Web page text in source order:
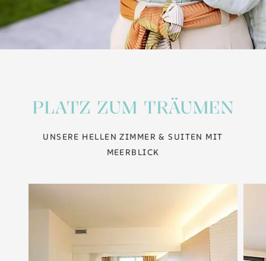
PLATZ ZUM TRÄUMEN
UNSERE HELLEN ZIMMER & SUITEN MIT
MEERBLICK